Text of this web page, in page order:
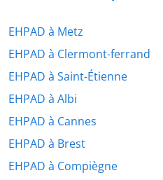
EHPAD à Metz
EHPAD à Clermont-ferrand
EHPAD à Saint-Étienne
EHPAD à Albi
EHPAD à Cannes
EHPAD à Brest
EHPAD à Compiègne